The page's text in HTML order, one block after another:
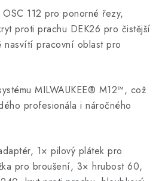
112 pro ponorné řezy,
proti prachu DEK26 pro čistější
nasvítí pracovní oblast pro
MILWAUKEE® M12™, což
profesionála i náročného
1× pilový plátek pro
pro broušení, 3× hrubost 60,